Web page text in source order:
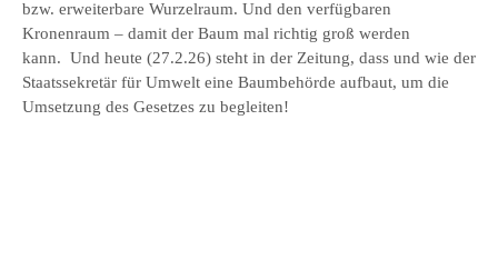
bzw. erweiterbare Wurzelraum. Und den verfügbaren
Kronenraum – damit der Baum mal richtig groß werden
kann. Und heute (27.2.26) steht in der Zeitung, dass und wie der
Staatssekretär für Umwelt eine Baumbehörde aufbaut, um die
Umsetzung des Gesetzes zu begleiten!